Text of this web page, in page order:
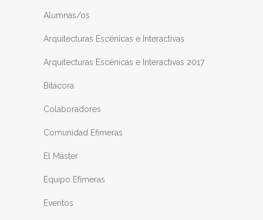
Alumnas/os
Arquitecturas Escénicas e Interactivas
Arquitecturas Escénicas e Interactivas 2017
Bitácora
Colaboradores
Comunidad Efimeras
El Máster
Equipo Efímeras
Eventos